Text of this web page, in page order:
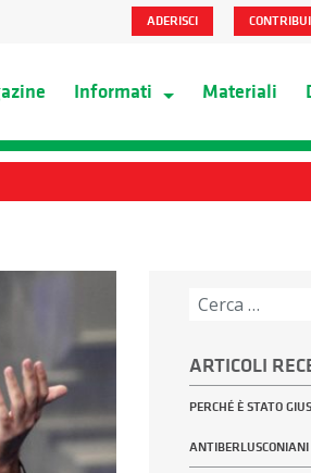
ADERISCI
Informati Materiali
ARTICOLI
PERCHÉ È STATO
ANTIBERLUSCONIANI